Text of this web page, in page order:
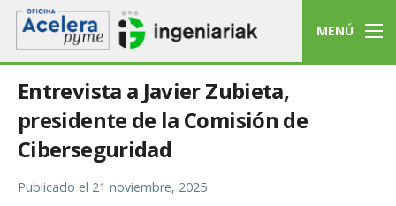
MENÚ
Entrevista a Javier Zubieta,
presidente de la Comisión de
Ciberseguridad
Publicado el 21 noviembre, 2025